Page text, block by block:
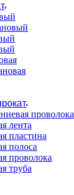
проволока
лента
пластина
полоса
проволока
труба